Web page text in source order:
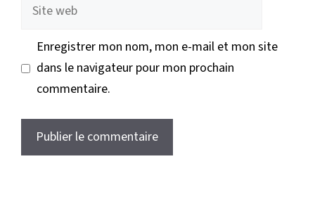
Enregistrer mon nom, mon e-mail et mon site
dans le navigateur pour mon prochain
commentaire.